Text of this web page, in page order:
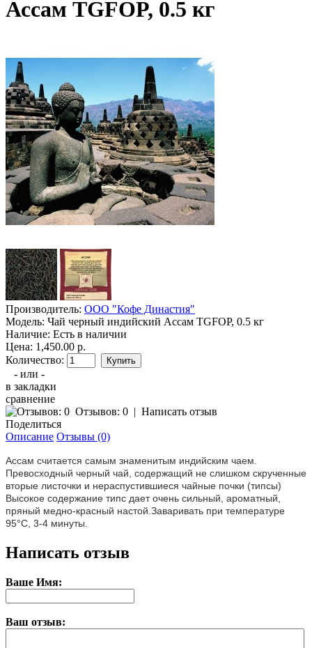
Ассам TGFOP, 0.5 кг
Производитель: ООО "Кофе Династия"
Модель: Чай черный индийский Ассам TGFOP, 0.5 кг
Наличие: Есть в наличии
Цена: 1,450.00 р.
Количество:
- или -
в закладки
сравнение
Отзывов: 0 | Написать отзыв
Поделиться
Описание Отзывы (0)
Ассам считается самым знаменитым индийским чаем.
Превосходный черный чай, содержащий не слишком скрученные
вторые листочки и нераспустившиеся чайные почки (типсы)
Высокое содержание типс дает очень сильный, ароматный,
пряный медно-красный настой.Заваривать при температуре
95°С, 3-4 минуты.
Написать отзыв
Ваше Имя:
Ваш отзыв: